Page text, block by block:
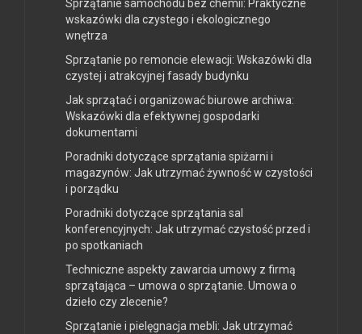
Sprzątanie samochodu bez chemii: Praktyczne
wskazówki dla czystego i ekologicznego
wnętrza
Sprzątanie po remoncie elewacji: Wskazówki dla
czystej i atrakcyjnej fasady budynku
Jak sprzątać i organizować biurowe archiwa:
Wskazówki dla efektywnej gospodarki
dokumentami
Poradniki dotyczące sprzątania spiżarni i
magazynów: Jak utrzymać żywność w czystości
i porządku
Poradniki dotyczące sprzątania sal
konferencyjnych: Jak utrzymać czystość przed i
po spotkaniach
Techniczne aspekty zawarcia umowy z firmą
sprzątająca – umowa o sprzątanie. Umowa o
dzieło czy zlecenie?
Sprzątanie i pielęgnacja mebli: Jak utrzymać